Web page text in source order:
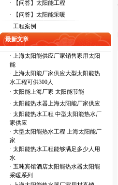
· 【问答】太阳能工程
· 【问答】太阳能采暖
· 工程案例
最新文章
· 上海太阳能供应厂家销售家用太阳
能
· 上海太阳能厂家供应大型太阳能热
水工程可供300人
· 太阳能上海厂家 太阳能节能
· 太阳能热水器上海太阳能厂家供应
· 太阳能热水工程 中型太阳能热水厂
家供应
· 大型太阳能热水工程 上海太阳能厂
家
· 太阳能热水工程能够满足多少人用
水
· 五吨宾馆酒店太阳能热水器太阳能
采暖系列